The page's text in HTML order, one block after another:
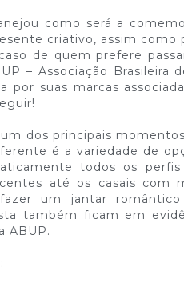
como será a
criativo, assim como
de quem prefere
– Associação Brasileira
por suas marcas
dos principais
é a variedade de
todos os
até os casais com
um jantar
também ficam em
ABUP.